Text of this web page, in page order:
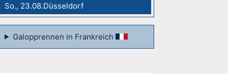
So., 23.08.Düsseldorf
Galopprennen in Frankreich